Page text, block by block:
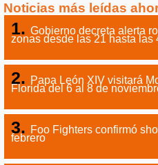
Noticias más leídas
Gobierno decreta alerta
zonas desde las 21 hasta las
Papa León XIV visitará
Florida del 6 al 8 de
Foo Fighters confirmó
febrero